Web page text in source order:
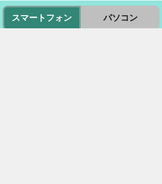
スマートフォン パソコン